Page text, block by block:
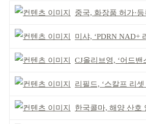
중국, 화장품 허가·등록 대
미샤, ‘PDRN NAD+ 라인
CJ올리브영, ‘어드밴스드 더
리필드, ‘스칼프 리셋
한국콜마, 해양 산호 안